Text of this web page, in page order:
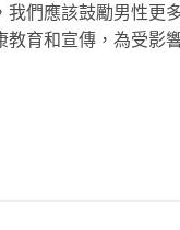
我們應該鼓勵男性更
教育和宣傳，為受影